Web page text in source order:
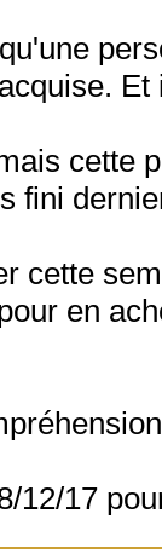
cette
fini
cette
en
12/17